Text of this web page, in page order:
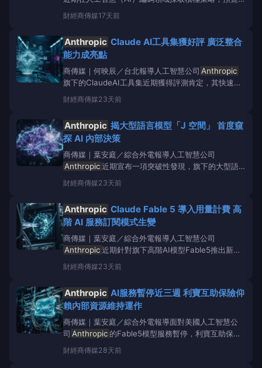
大型語言模型Qwen3.8Max，並聲稱該模型效能僅次
於美國 Anthropic
財經商傳媒17天前
Anthropic Claude AI工具集獲好評 廣泛整合
能力成亮點
商傳媒｜何映辰／台北報導人工智慧公司 Anthropic
旗下的ClaudeAI工具集近期獲得評測肯定，其快速迭
代的功能更新、強大的整合能力以及模型效能，使其成
為市場上頗具競爭力的選擇。
能直接與企業常
財經商傳媒23天前
Anthropic 揭大型語言模型「J 空間」 首度窺
探 AI 內部決策
商傳媒｜葉安庭／綜合外電報導人工智慧公司
Anthropic近期宣布一項突破性發現，旗下的大型語
言模型（LLM）存在一個影響其內部推理過程的「J空
間」，其中充滿未在最終輸出中顯示的詞彙。這項研究
開啟了全新的視窗。Anthropi
財經商傳媒23天前
Anthropic Claude Fable 5 導入用量計費 高
階 AI 服務訂閱模式生變
商傳媒｜葉安庭／綜合外電報導人工智慧公司
Anthropic近期針對旗下高階AI模型Fable5推出新的
計費方式，這項變革可能重新定義使用者支付人工智慧
服務費用的模式。該公司原先向付費訂戶提供Fable5
此模型，將需要額外購買
財經商傳媒23天前
Anthropic AI服務暫停近三週 利寶互助保險仰
賴內部資源維持運作
商傳媒｜葉安庭／綜合外電報導面對美國人工智慧公
司 Anthropic 的Fable5模型服務暫停，利寶互助保險
（LibertyMutualInsurance）正積極運用其內部人工
智慧資源，包括LibertyGPT，以確保營運持續不受影
財經商傳媒28天前